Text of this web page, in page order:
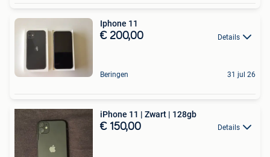
Iphone 11
€ 200,00 Details
Beringen 31 jul 26
iPhone 11 | Zwart | 128gb
€ 150,00 Details